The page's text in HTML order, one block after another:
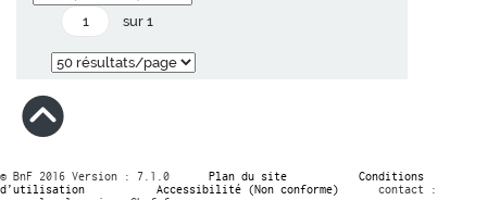
sur 1
© BnF 2016 Version : 7.1.0 Plan du site
Conditions
d’utilisation
Accessibilité (Non conforme)
contact :